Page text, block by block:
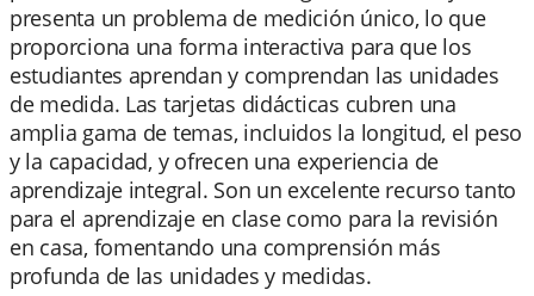
presenta un problema de medición único, lo que
proporciona una forma interactiva para que los
estudiantes aprendan y comprendan las unidades
de medida. Las tarjetas didácticas cubren una
amplia gama de temas, incluidos la longitud, el peso
y la capacidad, y ofrecen una experiencia de
aprendizaje integral. Son un excelente recurso tanto
para el aprendizaje en clase como para la revisión
en casa, fomentando una comprensión más
profunda de las unidades y medidas.